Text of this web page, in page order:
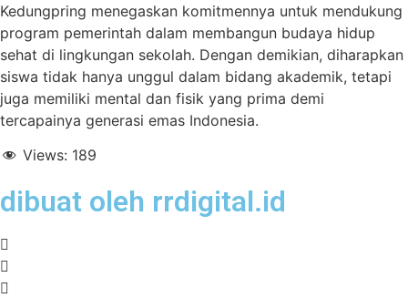
Kedungpring menegaskan komitmennya untuk mendukung
program pemerintah dalam membangun budaya hidup
sehat di lingkungan sekolah. Dengan demikian, diharapkan
siswa tidak hanya unggul dalam bidang akademik, tetapi
juga memiliki mental dan fisik yang prima demi
tercapainya generasi emas Indonesia.
Views: 189
dibuat oleh rrdigital.id